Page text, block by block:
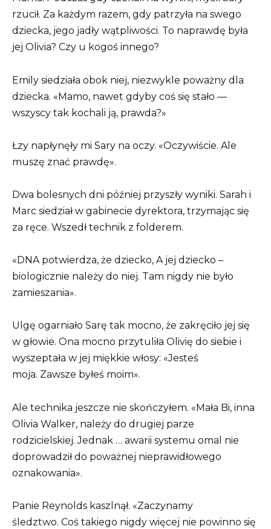
rzucił. Za każdym razem, gdy patrzyła na swego
dziecka, jego jadły wątpliwości. To naprawdę była
jej Olivia? Czy u kogoś innego?
Emily siedziała obok niej, niezwykle poważny dla
dziecka. «Mamo, nawet gdyby coś się stało —
wszyscy tak kochali ją, prawda?»
Łzy napłynęły mi Sary na oczy. «Oczywiście. Ale
muszę znać prawdę».
Dwa bolesnych dni później przyszły wyniki. Sarah i
Marc siedział w gabinecie dyrektora, trzymając się
za ręce. Wszedł technik z folderem.
«DNA potwierdza, że dziecko, A jej dziecko –
biologicznie należy do niej. Tam nigdy nie było
zamieszania».
Ulgę ogarniało Sarę tak mocno, że zakręciło jej się
w głowie. Ona mocno przytuliła Olivię do siebie i
wyszeptała w jej miękkie włosy: «Jesteś
moja. Zawsze byłeś moim».
Ale technika jeszcze nie skończyłem. «Mała Bi, inna
Olivia Walker, należy do drugiej parze
rodzicielskiej. Jednak … awarii systemu omal nie
doprowadził do poważnej nieprawidłowego
oznakowania».
Panie Reynolds kaszlnął. «Zaczynamy
śledztwo. Coś takiego nigdy więcej nie powinno się